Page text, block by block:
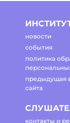
новости
события
политика
предыдущая
сайта
контакты и